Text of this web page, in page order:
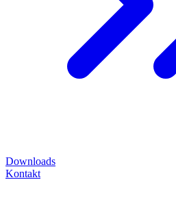
Downloads
Kontakt